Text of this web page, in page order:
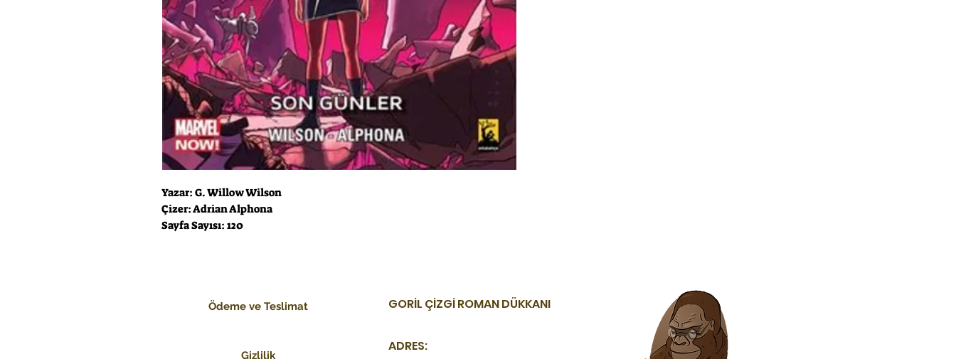
Yazar: G. Willow Wilson
Çizer: Adrian Alphona
Sayfa Sayısı: 120
Ödeme ve Teslimat
Gizlilik
GORİL ÇİZGİ ROMAN DÜKKANI
ADRES: